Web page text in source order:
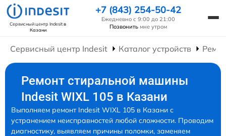
Сервисный центр Indesitв
Казани
+7 (843) 254-50-42
Ежедневно с 9:00 до 21:00
Позвонить мне утром
Сервисный центр Indesit Каталог устройств
Ремонт стиральной машины
Indesit WIXL 105 в Казани
Выполняем ремонт Indesit WIXL 105 в Казани с
устранением неисправностей любой сложности. Проводим
диагностику, выявляем причины поломки, заменяем